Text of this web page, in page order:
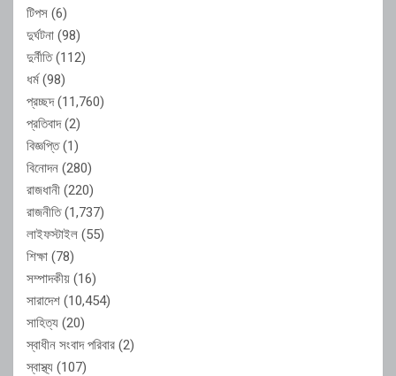
টিপস (6)
দুর্ঘটনা (98)
দুর্নীতি(112)
ধর্ম(98)
প্রচ্ছদ(11,760)
প্রতিবাদ(2)
বিজ্ঞপ্তি(1)
বিনোদন (280)
রাজধানী (220)
রাজনীতি(1,737)
লাইফস্টাইল (55)
শিক্ষা (78)
সম্পাদকীয় (16)
সারাদেশ (10,454)
সাহিত্য (20)
স্বাধীন সংবাদ পরিবার (2)
স্বাস্থ্য (107)